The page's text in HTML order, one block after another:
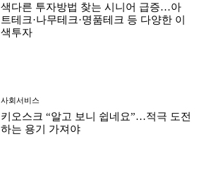
색다른 투자방법 찾는 시니어 급증…아
트테크·나무테크·명품테크 등 다양한 이
색투자
사회서비스
키오스크 “알고 보니 쉽네요”…적극 도전
하는 용기 가져야